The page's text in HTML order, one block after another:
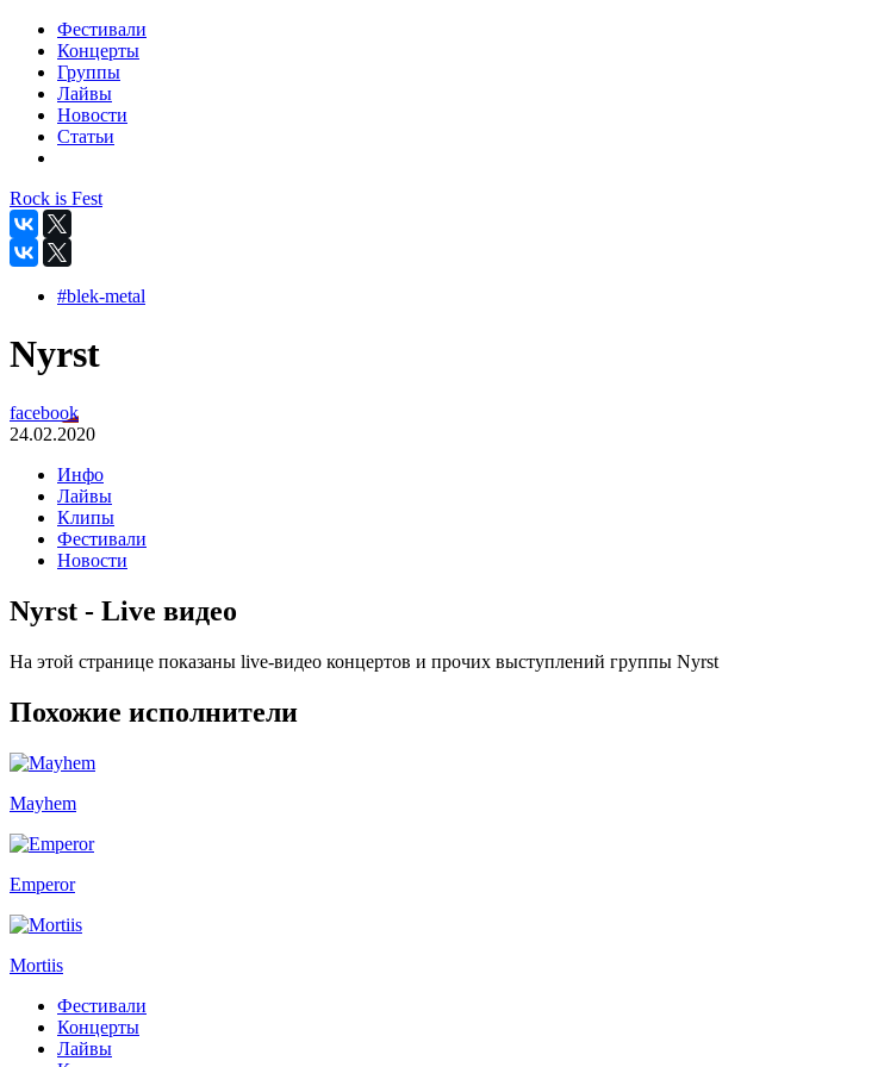
Фестивали
Концерты
Группы
Лайвы
Новости
Статьи
Rock is Fest
#blek-metal
Nyrst
facebook
24.02.2020
Инфо
Лайвы
Клипы
Фестивали
Новости
Nyrst - Live видео
На этой странице показаны live-видео концертов и прочих выступлений группы Nyrst
Похожие исполнители
Mayhem
Emperor
Mortiis
Фестивали
Концерты
Лайвы